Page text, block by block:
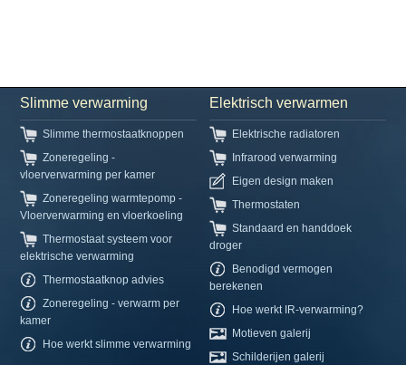
Slimme verwarming
Slimme thermostaatknoppen
Zoneregeling -
vloerverwarming per kamer
Zoneregeling warmtepomp -
Vloerverwarming en vloerkoeling
Thermostaat systeem voor
elektrische verwarming
Thermostaatknop advies
Zoneregeling - verwarm per
kamer
Hoe werkt slimme verwarming
Elektrisch verwarmen
Elektrische radiatoren
Infrarood verwarming
Eigen design maken
Thermostaten
Standaard en handdoek
droger
Benodigd vermogen
berekenen
Hoe werkt IR-verwarming?
Motieven galerij
Schilderijen galerij